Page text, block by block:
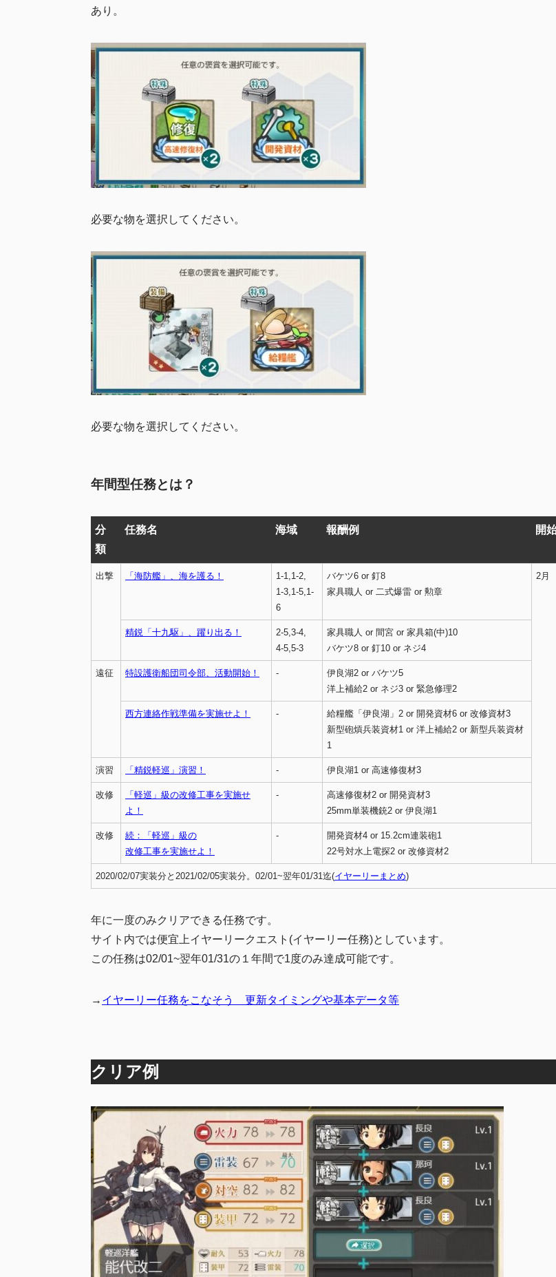
あり。
必要な物を選択してください。
必要な物を選択してください。
年間型任務とは？
分
類
任務名 海域 報酬例 開
出撃 「海防艦」、海を護る！
1-1,1-2,
1-3,1-5,1-
6
バケツ6 or 釘8
家具職人 or 二式爆雷 or 勲章
2月
精鋭「十九駆」、躍り出る！
2-5,3-4,
4-5,5-3
家具職人 or 間宮 or 家具箱(中)10
バケツ8 or 釘10 or ネジ4
遠征 特設護衛船団司令部、活動開始！ -
伊良湖2 or バケツ5
洋上補給2 or ネジ3 or 緊急修理2
西方連絡作戦準備を実施せよ！ -
給糧艦「伊良湖」2 or 開発資材6 or 改修資材3
新型砲熕兵装資材1 or 洋上補給2 or 新型兵装資材
1
演習 「精鋭軽巡」演習！ - 伊良湖1 or 高速修復材3
改修
「軽巡」級の改修工事を実施せ
よ！
-
高速修復材2 or 開発資材3
25mm単装機銃2 or 伊良湖1
改修
続：「軽巡」級の
改修工事を実施せよ！
-
開発資材4 or 15.2cm連装砲1
22号対水上電探2 or 改修資材2
2020/02/07実装分と2021/02/05実装分。02/01~翌年01/31迄(イヤーリーまとめ)
年に一度のみクリアできる任務です。
サイト内では便宜上イヤーリークエスト(イヤーリー任務)としています。
この任務は02/01~翌年01/31の１年間で1度のみ達成可能です。
→ イヤーリー任務をこなそう 更新タイミングや基本データ等
クリア例